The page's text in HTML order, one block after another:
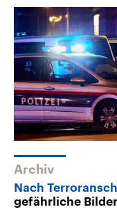
Archiv
Nach
gefährliche